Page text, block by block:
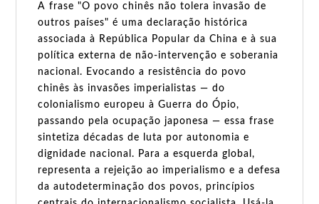
A frase "O povo chinês não tolera invasão de
outros países" é uma declaração histórica
associada à República Popular da China e à sua
política externa de não-intervenção e soberania
nacional. Evocando a resistência do povo
chinês às invasões imperialistas — do
colonialismo europeu à Guerra do Ópio,
passando pela ocupação japonesa — essa frase
sintetiza décadas de luta por autonomia e
dignidade nacional. Para a esquerda global,
representa a rejeição ao imperialismo e a defesa
da autodeterminação dos povos, princípios